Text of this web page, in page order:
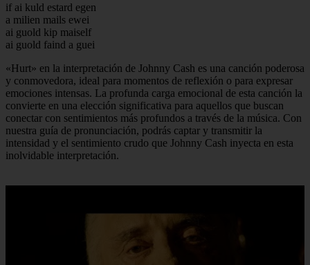
if ai kuld estard egen
a milien mails ewei
ai guold kip maiself
ai guold faind a guei
«Hurt» en la interpretación de Johnny Cash es una canción poderosa
y conmovedora, ideal para momentos de reflexión o para expresar
emociones intensas. La profunda carga emocional de esta canción la
convierte en una elección significativa para aquellos que buscan
conectar con sentimientos más profundos a través de la música. Con
nuestra guía de pronunciación, podrás captar y transmitir la
intensidad y el sentimiento crudo que Johnny Cash inyecta en esta
inolvidable interpretación.